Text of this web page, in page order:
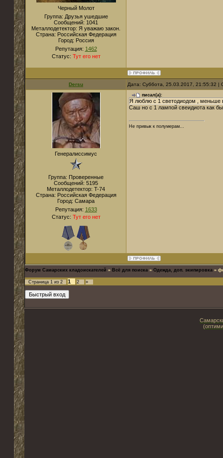
Черный Молот
Группа: Друзья ушедшие
Сообщений: 1041
Металлодетектор: Я уважаю закон.
Страна: Российская Федерация
Город: Россия
Репутация: 1462
Статус: Тут его нет
Dersu Дата: Суббота, 25.03.2017, 21:55:32
Генералиссимус
Группа: Проверенные
Сообщений: 5195
Металлодетектор: T-74
Страна: Российская Федерация
Город: Самара
Репутация: 1633
Статус: Тут его нет
писал(а):
Я люблю с 1 светодиодом , меньше
Саш но с 1 лампой свеидиота как
Не привык к полумерам...
Форум Самарских кладоискателей » Всё для поиска » Одежда, доп. экипировка »
Страница 1 из 2 1 2 »